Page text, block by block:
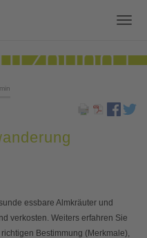
essbare Almkräuter und
verkosten. Weiters erfahren Sie
Bestimmung (Merkmale),